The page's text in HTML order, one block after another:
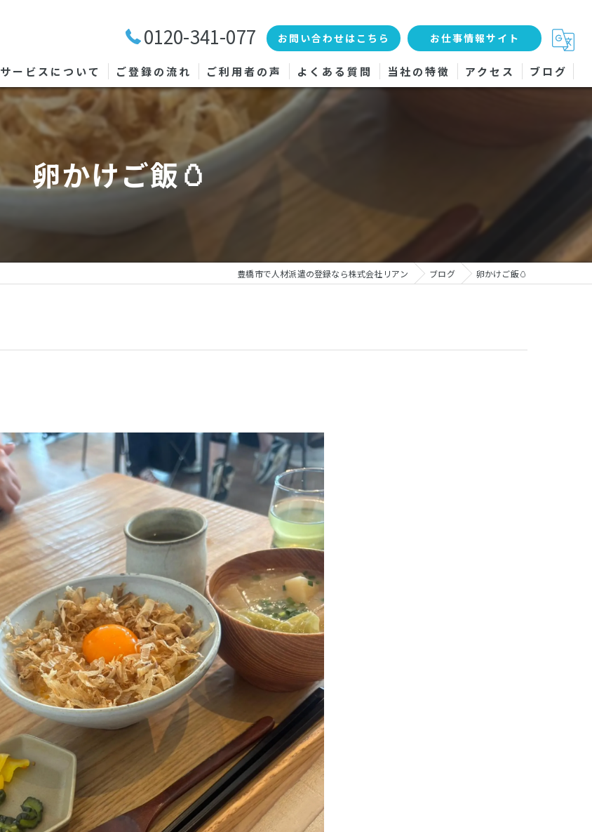
0120-341-077 お問い合わせはこちら お仕事情報サイト
サービスについて ご登録の流れ ご利用者の声 よくある質問 当社の特徴
サービス
アクセス ブログ
卵かけご飯🥚
豊橋市で人材派遣の登録なら株式会社リアン ブログ 卵かけご飯🥚